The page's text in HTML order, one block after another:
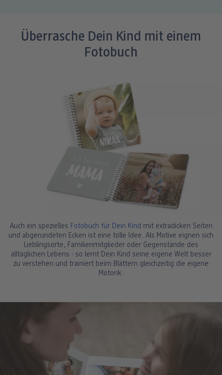
Überrasche Dein Kind mit einem
Fotobuch
Auch ein spezielles Fotobuch für Dein Kind mit extradicken Seiten
und abgerundeten Ecken ist eine tolle Idee. Als Motive eignen sich
Lieblingsorte, Familienmitglieder oder Gegenstände des
alltäglichen Lebens - so lernt Dein Kind seine eigene Welt besser
zu verstehen und trainiert beim Blättern gleichzeitig die eigene
Motorik.